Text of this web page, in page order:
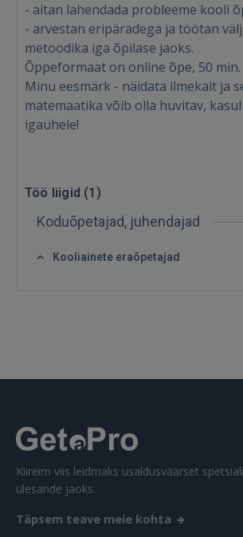
Sisene
- aitan lahendada probleeme kooli
- arvestan eripäradega ja töötan
metoodika iga õpilase jaoks.
Õppeformaat on online õpe, 50 min.
Minu eesmärk - näidata ilmekalt ja
matemaatika võib olla huvitav,
igaühele!
Töö liigid (1 )
Koduõpetajad, juhendajad
Kooliainete eraõpetajad
Kiireim viis leidmaks usaldusväärset
ülesande jaoks.
Täpsem teave meie kohta